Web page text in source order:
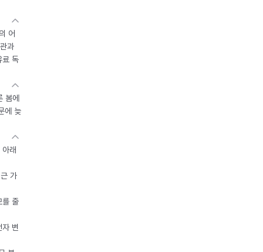
어
과
료 독
봄에
에 늦
래
가
를 줄
변